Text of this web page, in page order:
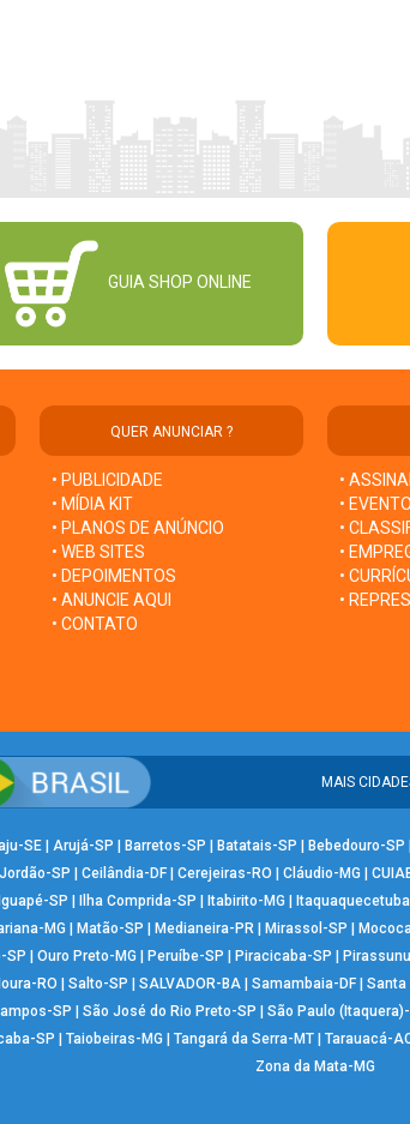
GUIA SHOP ONLINE
QUER ANUNCIAR ?
• PUBLICIDADE
• MÍDIA KIT
• PLANOS DE ANÚNCIO
• WEB SITES
• DEPOIMENTOS
• ANUNCIE AQUI
• CONTATO
•
•
•
•
•
•
MAIS
SE Arujá-SP Barretos-SP Batatais-SP Bebedouro-SP
SP Ceilândia-DF Cerejeiras-RO Cláudio-MG
Iguapé-SP Ilha Comprida-SP Itabirito-MG
MG Matão-SP Medianeira-PR| Mirassol-SP
SP Ouro Preto-MG Peruíbe-SP Piracicaba-SP
RO Salto-SP SALVADOR-BA| Samambaia-DF| Santa
SP São José do Rio Preto-SP São Paulo
SP Taiobeiras-MG Tangará da Serra-MT| Tarauacá-
Zona da Mata-MG